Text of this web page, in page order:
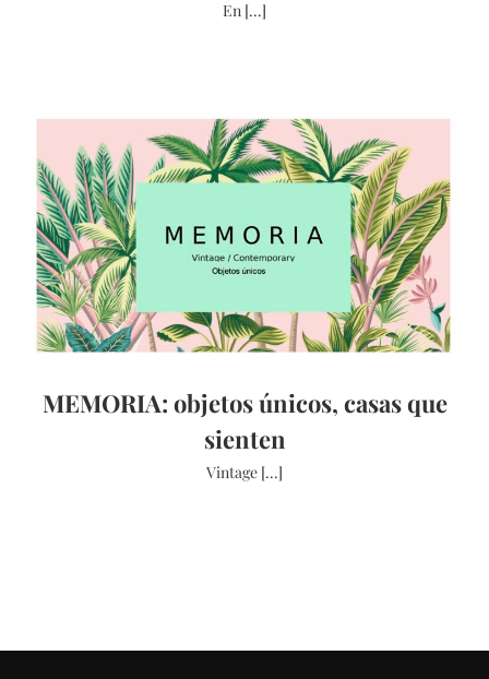
En [...]
MEMORIA: objetos únicos, casas que
sienten
Vintage [...]